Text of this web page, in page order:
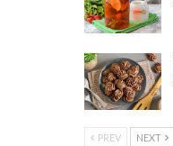
PREV NEXT